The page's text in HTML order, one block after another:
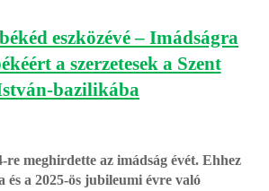
eszközévé – Imádságra
a szerzetesek a Szent
bazilikába
re meghirdette az imádság évét. Ehhez
és a 2025-ös jubileumi évre való